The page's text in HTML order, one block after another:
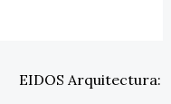
EIDOS Arquitectura: